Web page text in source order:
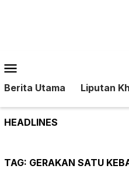
Mobile
Berita Utama Liputan
HEADLINES
TAG: GERAKAN SATU